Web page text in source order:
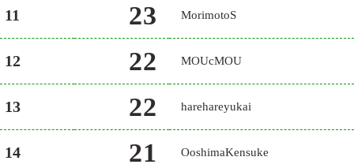
11 23 MorimotoS
12 22 MOUcMOU
13 22 harehareyukai
14 21 OoshimaKensuke